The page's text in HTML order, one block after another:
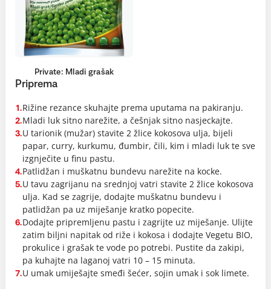
Private: Mladi grašak
Priprema
1.Rižine rezance skuhajte prema uputama na pakiranju.
2.Mladi luk sitno narežite, a češnjak sitno nasjeckajte.
3.U tarionik (mužar) stavite 2 žlice kokosova ulja, bijeli
papar, curry, kurkumu, đumbir, čili, kim i mladi luk te sve
izgnječite u finu pastu.
4.Patlidžan i muškatnu bundevu narežite na kocke.
5.U tavu zagrijanu na srednjoj vatri stavite 2 žlice kokosova
ulja. Kad se zagrije, dodajte muškatnu bundevu i
patlidžan pa uz miješanje kratko popecite.
6.Dodajte pripremljenu pastu i zagrijte uz miješanje. Ulijte
zatim biljni napitak od riže i kokosa i dodajte Vegetu BIO,
prokulice i grašak te vode po potrebi. Pustite da zakipi,
pa kuhajte na laganoj vatri 10 – 15 minuta.
7.U umak umiješajte smeđi šećer, sojin umak i sok limete.